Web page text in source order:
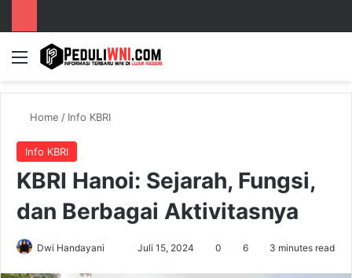
Menu
Home / Info KBRI
Info KBRI
KBRI Hanoi: Sejarah, Fungsi,
dan Berbagai Aktivitasnya
Dwi Handayani Juli 15, 2024 0 6 3 minutes read